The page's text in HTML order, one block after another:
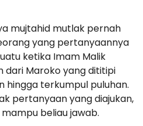
mujtahid mutlak pernah
yang pertanyaannya
ketika Imam Malik
dari Maroko yang dititipi
terkumpul puluhan.
pertanyaan yang diajukan,
beliau jawab.